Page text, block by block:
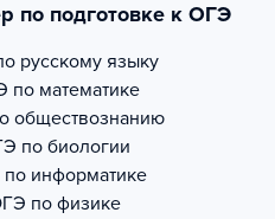
по подготовке к ОГЭ
русскому языку
по математике
обществознанию
по биологии
информатике
по физике